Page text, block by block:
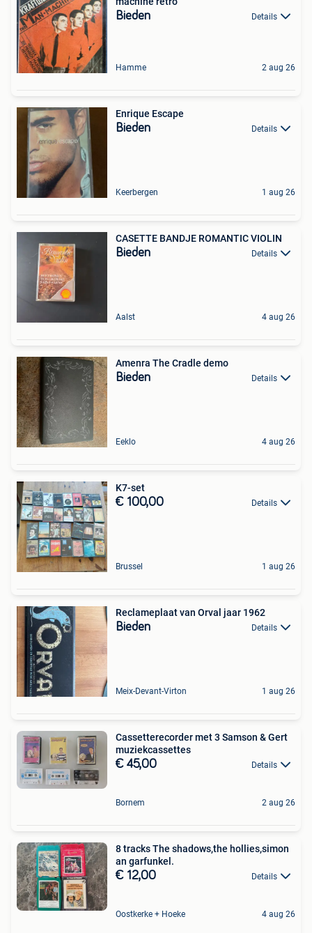
Bieden Details
Hamme 2 aug 26
Enrique Escape
Bieden Details
Keerbergen 1 aug 26
CASETTE BANDJE ROMANTIC VIOLIN
Bieden Details
Aalst 4 aug 26
Amenra The Cradle demo
Bieden Details
Eeklo 4 aug 26
K7-set
€ 100,00 Details
Brussel 1 aug 26
Reclameplaat van Orval jaar 1962
Bieden Details
Meix-Devant-Virton 1 aug 26
Cassetterecorder met 3 Samson & Gert
muziekcassettes
€ 45,00 Details
Bornem 2 aug 26
8 tracks The shadows,the hollies,simon
an garfunkel.
€ 12,00 Details
Oostkerke + Hoeke 4 aug 26